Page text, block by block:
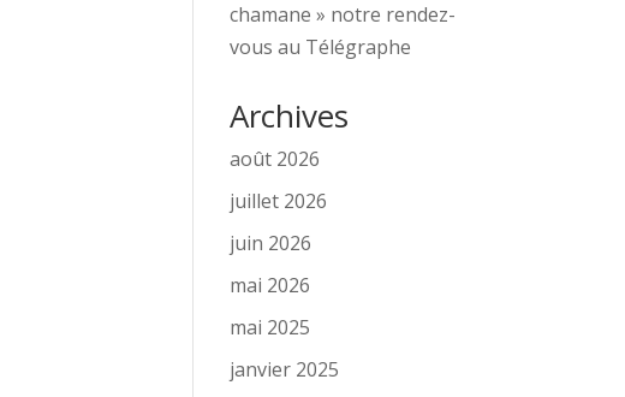
chamane » notre rendez-
vous au Télégraphe
Archives
août 2026
juillet 2026
juin 2026
mai 2026
mai 2025
janvier 2025